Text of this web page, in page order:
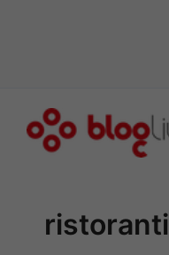
ristoranti